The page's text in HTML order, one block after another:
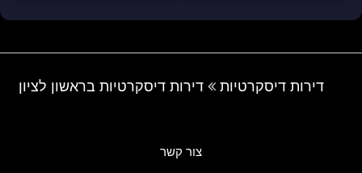
דירות דיסקרטיות דירות דיסקרטיות בראשון לציון
צור קשר